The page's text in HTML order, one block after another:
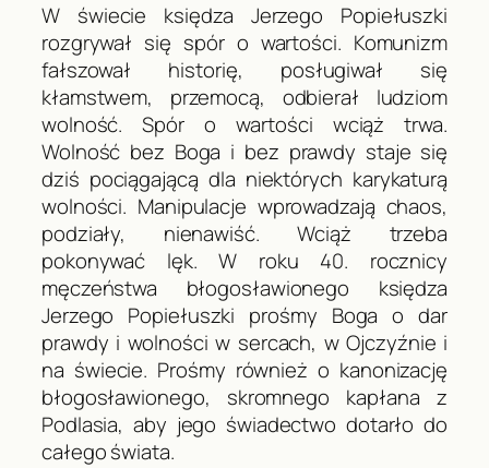
W świecie księdza Jerzego Popiełuszki
rozgrywał się spór o wartości. Komunizm
fałszował historię, posługiwał się
kłamstwem, przemocą, odbierał ludziom
wolność. Spór o wartości wciąż trwa.
Wolność bez Boga i bez prawdy staje się
dziś pociągającą dla niektórych karykaturą
wolności. Manipulacje wprowadzają chaos,
podziały, nienawiść. Wciąż trzeba
pokonywać lęk. W roku 40. rocznicy
męczeństwa błogosławionego księdza
Jerzego Popiełuszki prośmy Boga o dar
prawdy i wolności w sercach, w Ojczyźnie i
na świecie. Prośmy również o kanonizację
błogosławionego, skromnego kapłana z
Podlasia, aby jego świadectwo dotarło do
całego świata.